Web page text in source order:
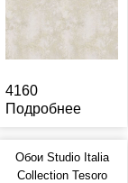
4160
Подробнее
Обои Studio Italia
Collection Tesoro